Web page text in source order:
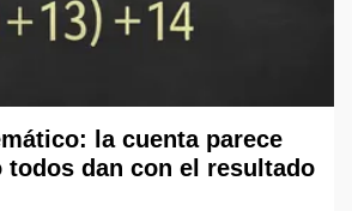
la cuenta parece
todos dan con el resultado